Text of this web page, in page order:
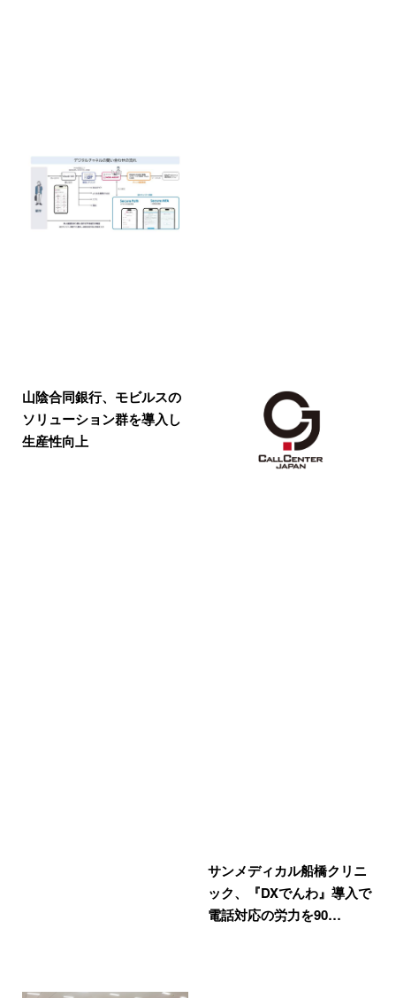
山陰合同銀行、モビルスの
ソリューション群を導入し
生産性向上
サンメディカル船橋クリニ
ック、『DXでんわ』導入で
電話対応の労力を90…